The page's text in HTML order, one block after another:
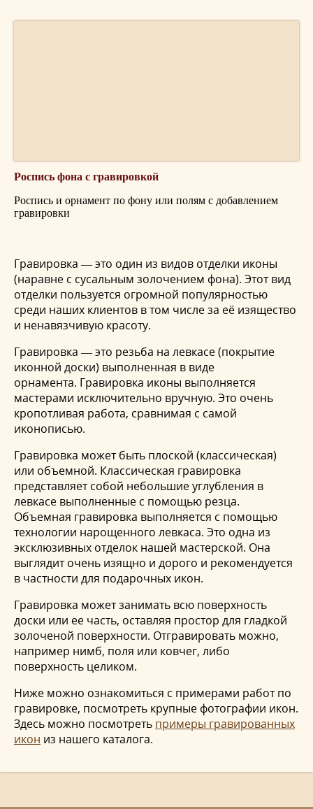
Роспись фона с гравировкой
Роспись и орнамент по фону или полям с добавлением
гравировки
Гравировка — это один из видов отделки иконы
(наравне с сусальным золочением фона). Этот вид
отделки пользуется огромной популярностью
среди наших клиентов в том числе за её изящество
и ненавязчивую красоту.
Гравировка — это резьба на левкасе (покрытие
иконной доски) выполненная в виде
орнамента. Гравировка иконы выполняется
мастерами исключительно вручную. Это очень
кропотливая работа, сравнимая с самой
иконописью.
Гравировка может быть плоской (классическая)
или объемной. Классическая гравировка
представляет собой небольшие углубления в
левкасе выполненные с помощью резца.
Объемная гравировка выполняется с помощью
технологии нарощенного левкаса. Это одна из
эксклюзивных отделок нашей мастерской. Она
выглядит очень изящно и дорого и рекомендуется
в частности для подарочных икон.
Гравировка может занимать всю поверхность
доски или ее часть, оставляя простор для гладкой
золоченой поверхности. Отгравировать можно,
например нимб, поля или ковчег, либо
поверхность целиком.
Ниже можно ознакомиться с примерами работ по
гравировке, посмотреть крупные фотографии икон.
Здесь можно посмотреть примеры гравированных
икон из нашего каталога.